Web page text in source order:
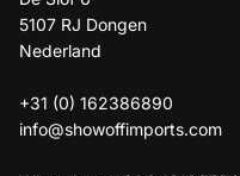
5107 RJ Dongen
Nederland
+31 (0) 162386890
info@showoffimports.com